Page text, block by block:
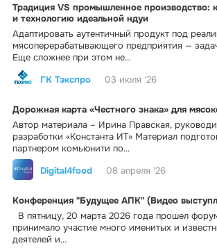
Традиция VS промышленное производство:
и технологию идеальной ндуи
Адаптировать аутентичный продукт под
мясоперерабатывающего предприятия —
Еще сложнее при этом не...
ГК Тэкспро
03 июля '26
Дорожная карта «Честного знака» для
Автор материала – Ирина Правская,
разработки «Константа ИТ» Материал
партнером комьюнити по...
Digital4food
08 апреля '26
Конференция "Будущее АПК" (Видео
В пятницу, 20 марта 2026 года прошел
принимало участие много именитых и
деятелей и...